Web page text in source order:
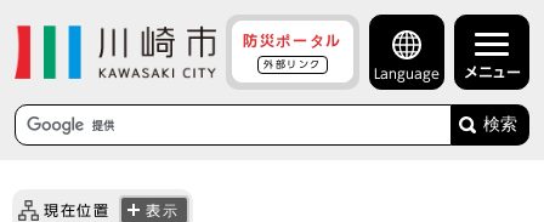
防災ポータル
外部リンク
Language メニュー
検索
現在位置 表示